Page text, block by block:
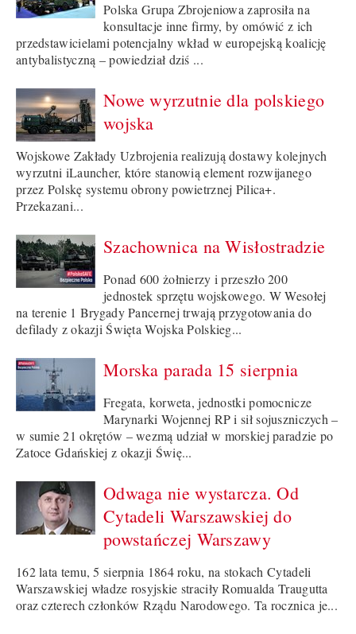
Polska Grupa Zbrojeniowa zaprosiła na
konsultacje inne firmy, by omówić z ich
przedstawicielami potencjalny wkład w europejską koalicję
antybalistyczną – powiedział dziś ...
Nowe wyrzutnie dla polskiego
wojska
Wojskowe Zakłady Uzbrojenia realizują dostawy kolejnych
wyrzutni iLauncher, które stanowią element rozwijanego
przez Polskę systemu obrony powietrznej Pilica+.
Przekazani...
Szachownica na Wisłostradzie
Ponad 600 żołnierzy i przeszło 200
jednostek sprzętu wojskowego. W Wesołej
na terenie 1 Brygady Pancernej trwają przygotowania do
defilady z okazji Święta Wojska Polskieg...
Morska parada 15 sierpnia
Fregata, korweta, jednostki pomocnicze
Marynarki Wojennej RP i sił sojuszniczych –
w sumie 21 okrętów – wezmą udział w morskiej paradzie po
Zatoce Gdańskiej z okazji Świę...
Odwaga nie wystarcza. Od
Cytadeli Warszawskiej do
powstańczej Warszawy
162 lata temu, 5 sierpnia 1864 roku, na stokach Cytadeli
Warszawskiej władze rosyjskie straciły Romualda Traugutta
oraz czterech członków Rządu Narodowego. Ta rocznica je...